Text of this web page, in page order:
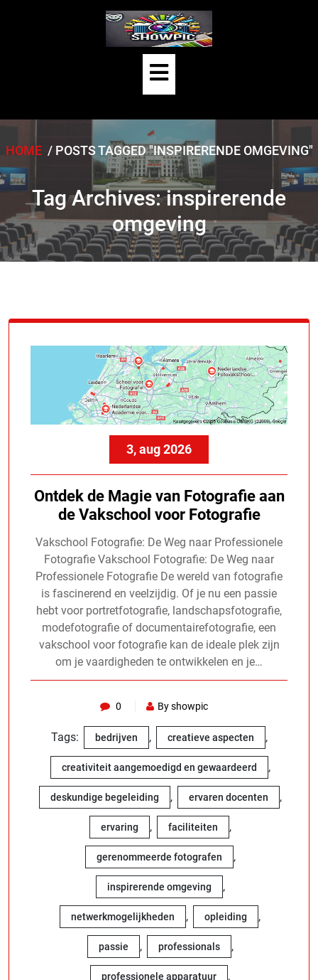
Open
Button
HOME/ POSTS TAGGED "INSPIRERENDE OMGEVING"
Tag Archives: inspirerende
omgeving
3, aug 2026
Ontdek de Magie van Fotografie aan
de Vakschool voor Fotografie
Vakschool Fotografie: De Weg naar Professionele
Fotografie Vakschool Fotografie: De Weg naar
Professionele Fotografie De wereld van fotografie
is fascinerend en veelzijdig. Of je nu een passie
hebt voor portretfotografie, landschapsfotografie,
modefotografie of documentairefotografie, een
vakschool voor fotografie kan de ideale plek zijn
om je vaardigheden te ontwikkelen en je…
0 By showpic
Tags: bedrijven , creatieve aspecten ,
creativiteit aangemoedigd en gewaardeerd ,
deskundige begeleiding , ervaren docenten ,
ervaring , faciliteiten ,
gerenommeerde fotografen ,
inspirerende omgeving ,
netwerkmogelijkheden , opleiding ,
passie , professionals ,
professionele apparatuur ,